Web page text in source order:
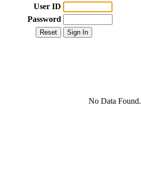
User ID
Password
No Data Found.